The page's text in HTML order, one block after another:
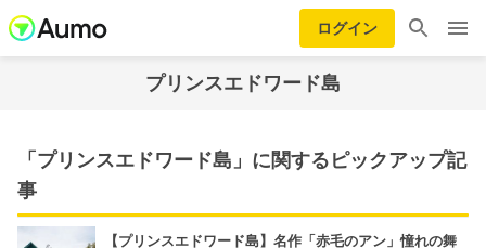
ログイン
プリンスエドワード島
「プリンスエドワード島」に関するピックアップ記
事
【プリンスエドワード島】名作「赤毛のアン」憧れの舞